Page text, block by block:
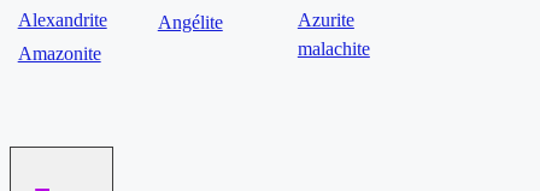
Alexandrite
Amazonite
Angélite
Azurite
malachite